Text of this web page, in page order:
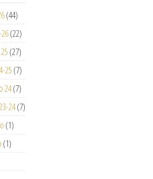
(44)
(22)
(27)
25 (7)
24(7)
24(7)
(1)
(1)